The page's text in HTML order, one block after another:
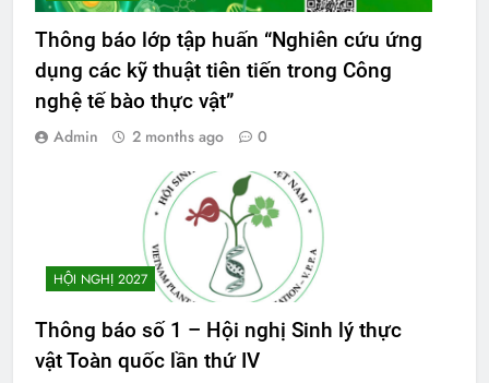
Thông báo lớp tập huấn “Nghiên cứu ứng
dụng các kỹ thuật tiên tiến trong Công
nghệ tế bào thực vật”
Admin 2 months ago 0
HỘI NGHỊ 2027
Thông báo số 1 – Hội nghị Sinh lý thực
vật Toàn quốc lần thứ IV